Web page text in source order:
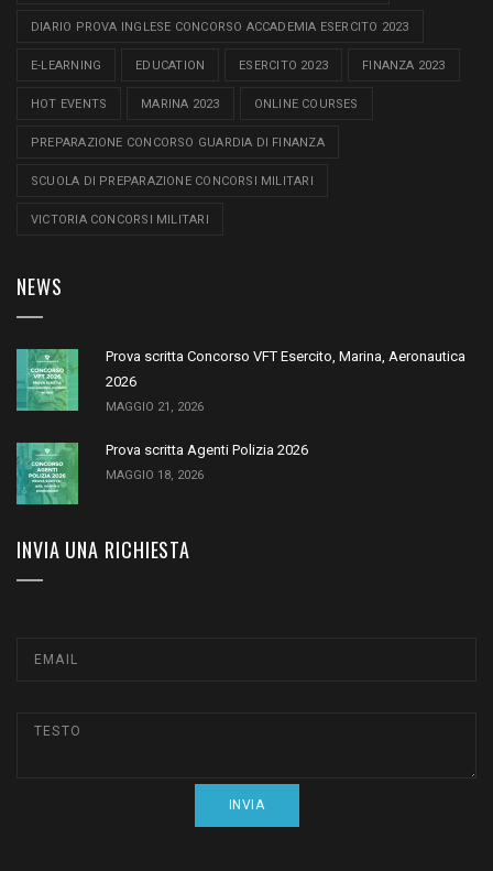
DIARIO PROVA INGLESE CONCORSO ACCADEMIA ESERCITO 2023
E-LEARNING EDUCATION ESERCITO 2023 FINANZA 2023
HOT EVENTS MARINA 2023 ONLINE COURSES
PREPARAZIONE CONCORSO GUARDIA DI FINANZA
SCUOLA DI PREPARAZIONE CONCORSI MILITARI
VICTORIA CONCORSI MILITARI
NEWS
Prova scritta Concorso VFT Esercito, Marina, Aeronautica
2026
MAGGIO 21, 2026
Prova scritta Agenti Polizia 2026
MAGGIO 18, 2026
INVIA UNA RICHIESTA